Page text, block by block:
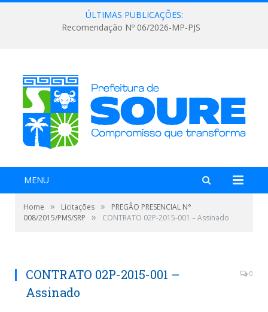
ÚLTIMAS PUBLICAÇÕES:
Recomendação Nº 06/2026-MP-PJS
MENU
Home » Licitações »
PREGÃO PRESENCIAL N°
008/2015/PMS/SRP
» CONTRATO 02P-2015-001 – Assinado
CONTRATO 02P-2015-001 –
Assinado
0